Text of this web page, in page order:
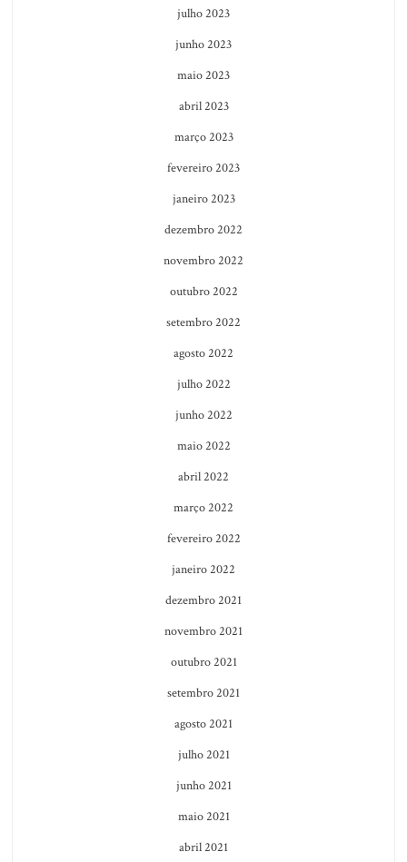
julho 2023
junho 2023
maio 2023
abril 2023
março 2023
fevereiro 2023
janeiro 2023
dezembro 2022
novembro 2022
outubro 2022
setembro 2022
agosto 2022
julho 2022
junho 2022
maio 2022
abril 2022
março 2022
fevereiro 2022
janeiro 2022
dezembro 2021
novembro 2021
outubro 2021
setembro 2021
agosto 2021
julho 2021
junho 2021
maio 2021
abril 2021